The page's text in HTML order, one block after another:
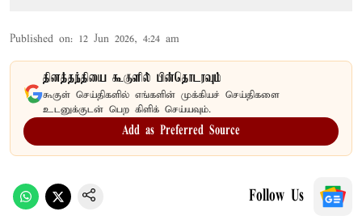
Published on: 12 Jun 2026, 4:24 am
தினத்தந்தியை கூகுளில் பின்தொடரவும்
கூகுள் செய்திகளில் எங்களின் முக்கியச் செய்திகளை
உடனுக்குடன் பெற கிளிக் செய்யவும்.
Add as Preferred Source
Follow Us